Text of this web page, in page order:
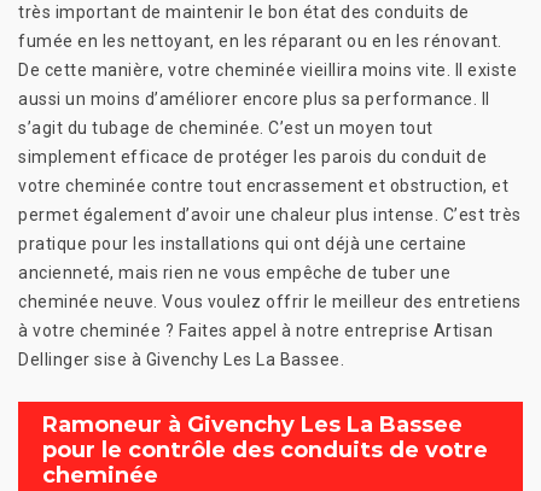
très important de maintenir le bon état des conduits de
fumée en les nettoyant, en les réparant ou en les rénovant.
De cette manière, votre cheminée vieillira moins vite. Il existe
aussi un moins d’améliorer encore plus sa performance. Il
s’agit du tubage de cheminée. C’est un moyen tout
simplement efficace de protéger les parois du conduit de
votre cheminée contre tout encrassement et obstruction, et
permet également d’avoir une chaleur plus intense. C’est très
pratique pour les installations qui ont déjà une certaine
ancienneté, mais rien ne vous empêche de tuber une
cheminée neuve. Vous voulez offrir le meilleur des entretiens
à votre cheminée ? Faites appel à notre entreprise Artisan
Dellinger sise à Givenchy Les La Bassee.
Ramoneur à Givenchy Les La Bassee
pour le contrôle des conduits de votre
cheminée